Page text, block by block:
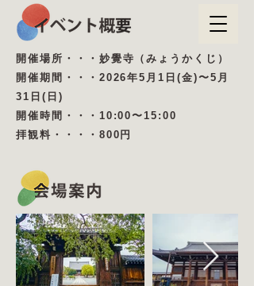
開催場所・・・妙覺寺（みょうかくじ）
開催期間・・・2026年5月1日(金)〜5月
31日(日)
開催時間・・・10:00〜15:00
拝観料・・・・800円